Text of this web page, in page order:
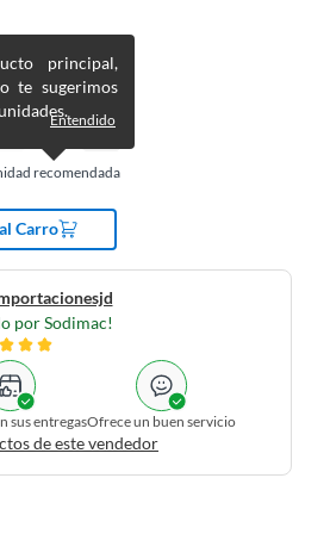
recomendada
principal,
te sugerimos
Entendido
Carro
por Sodimac!
sus entregasOfrece un buen servicio
de este vendedor